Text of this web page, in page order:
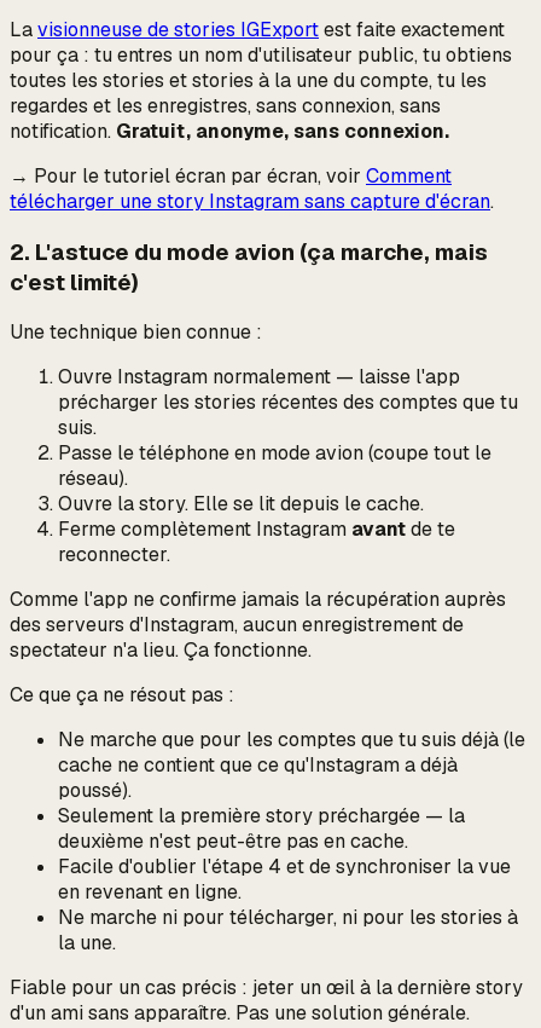
Lavisionneuse de stories IGExportest faite exactement
pour ça : tu entres un nom d'utilisateur public, tu obtiens
toutes les stories et stories à la une du compte, tu les
regardes et les enregistres, sans connexion, sans
notification. Gratuit, anonyme, sans connexion.
→ Pour le tutoriel écran par écran, voir Comment
télécharger une story Instagram sans capture d'écran.
2. L'astuce du mode avion (ça marche, mais
c'est limité)
Une technique bien connue :
Ouvre Instagram normalement — laisse l'app
précharger les stories récentes des comptes que tu
suis.
Passe le téléphone en mode avion (coupe tout le
réseau).
Ouvre la story. Elle se lit depuis le cache.
Ferme complètement Instagram avantde te
reconnecter.
Comme l'app ne confirme jamais la récupération auprès
des serveurs d'Instagram, aucun enregistrement de
spectateur n'a lieu. Ça fonctionne.
Ce que ça ne résout pas :
Ne marche que pour les comptes que tu suis déjà (le
cache ne contient que ce qu'Instagram a déjà
poussé).
Seulement la première story préchargée — la
deuxième n'est peut-être pas en cache.
Facile d'oublier l'étape 4 et de synchroniser la vue
en revenant en ligne.
Ne marche ni pour télécharger, ni pour les stories à
la une.
Fiable pour un cas précis : jeter un œil à la dernière story
d'un ami sans apparaître. Pas une solution générale.